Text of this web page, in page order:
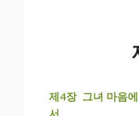
제4장 그녀 마음
서